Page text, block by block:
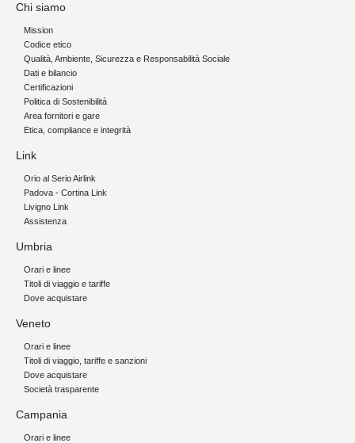
Chi siamo
Mission
Codice etico
Qualità, Ambiente, Sicurezza e Responsabilità Sociale
Dati e bilancio
Certificazioni
Politica di Sostenibilità
Area fornitori e gare
Etica, compliance e integrità
Link
Orio al Serio Airlink
Padova - Cortina Link
Livigno Link
Assistenza
Umbria
Orari e linee
Titoli di viaggio e tariffe
Dove acquistare
Veneto
Orari e linee
Titoli di viaggio, tariffe e sanzioni
Dove acquistare
Società trasparente
Campania
Orari e linee